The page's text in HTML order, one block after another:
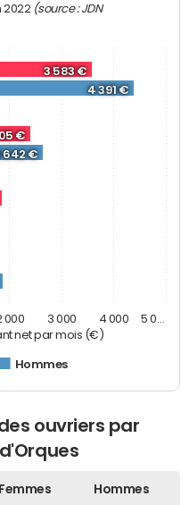
net par mois (€)
2022 (source : JDN
3 583 €
€
4 391 €
642 €
Hommes
000 3 000 4 000 5 0…
ouvriers par
Femmes Hommes